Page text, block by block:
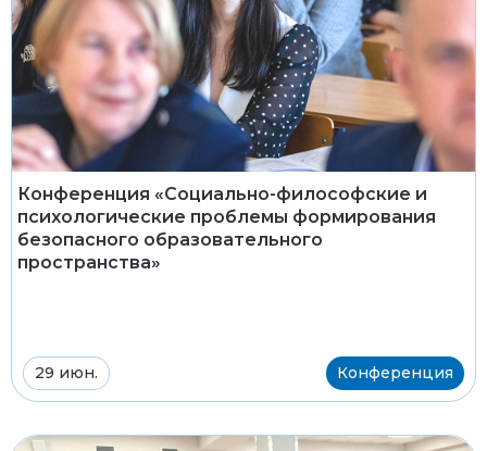
Конференция «Социально-философские и
психологические проблемы формирования
безопасного образовательного
пространства»
29 июн. Конференция